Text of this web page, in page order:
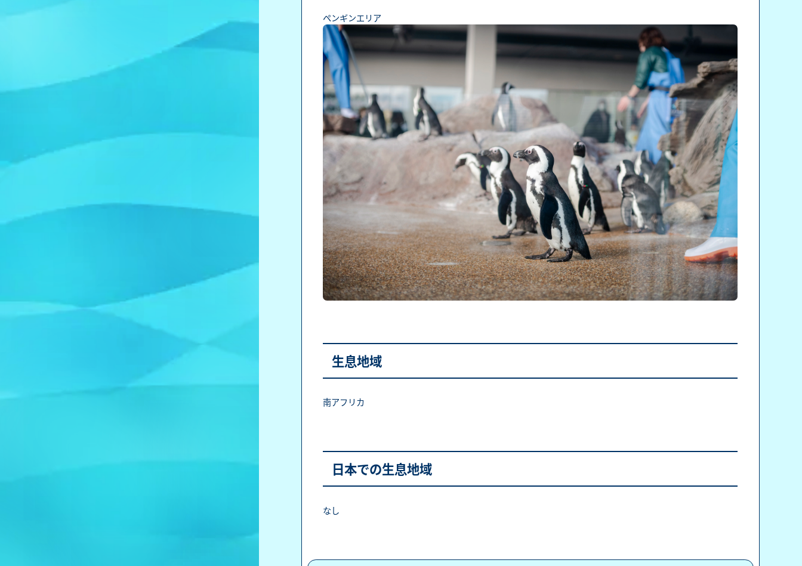
ペンギンエリア
生息地域
南アフリカ
日本での生息地域
なし